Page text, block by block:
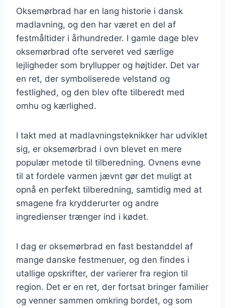
Oksemørbrad har en lang historie i dansk
madlavning, og den har været en del af
festmåltider i århundreder. I gamle dage blev
oksemørbrad ofte serveret ved særlige
lejligheder som bryllupper og højtider. Det var
en ret, der symboliserede velstand og
festlighed, og den blev ofte tilberedt med
omhu og kærlighed.
I takt med at madlavningsteknikker har udviklet
sig, er oksemørbrad i ovn blevet en mere
populær metode til tilberedning. Ovnens evne
til at fordele varmen jævnt gør det muligt at
opnå en perfekt tilberedning, samtidig med at
smagene fra krydderurter og andre
ingredienser trænger ind i kødet.
I dag er oksemørbrad en fast bestanddel af
mange danske festmenuer, og den findes i
utallige opskrifter, der varierer fra region til
region. Det er en ret, der fortsat bringer familier
og venner sammen omkring bordet, og som